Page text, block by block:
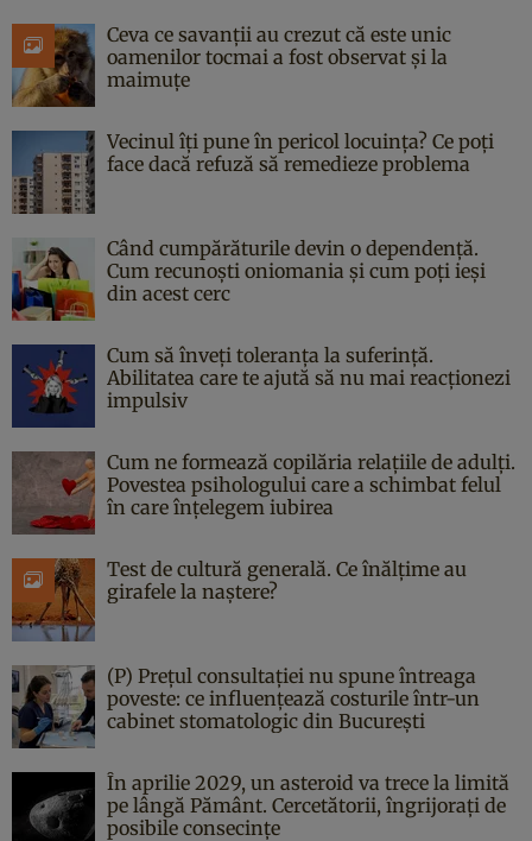
Ceva ce savanții au crezut că este unic
oamenilor tocmai a fost observat și la
maimuțe
Vecinul îți pune în pericol locuința? Ce poți
face dacă refuză să remedieze problema
Când cumpărăturile devin o dependență.
Cum recunoști oniomania și cum poți ieși
din acest cerc
Cum să înveți toleranța la suferință.
Abilitatea care te ajută să nu mai reacționezi
impulsiv
Cum ne formează copilăria relațiile de adulți.
Povestea psihologului care a schimbat felul
în care înțelegem iubirea
Test de cultură generală. Ce înălțime au
girafele la naștere?
(P) Prețul consultației nu spune întreaga
poveste: ce influențează costurile într-un
cabinet stomatologic din București
În aprilie 2029, un asteroid va trece la limită
pe lângă Pământ. Cercetătorii, îngrijorați de
posibile consecințe